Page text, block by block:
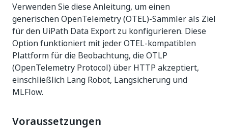
Verwenden Sie diese Anleitung, um einen
generischen OpenTelemetry (OTEL)-Sammler als Ziel
für den UiPath Data Export zu konfigurieren. Diese
Option funktioniert mit jeder OTEL-kompatiblen
Plattform für die Beobachtung, die OTLP
(OpenTelemetry Protocol) über HTTP akzeptiert,
einschließlich Lang Robot, Langsicherung und
MLFlow.
Voraussetzungen